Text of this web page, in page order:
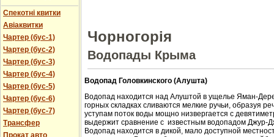
Спекотні квитки
Авіаквитки
Чартер (бус-1)
Чартер (бус-2)
Чартер (бус-3)
Чартер (бус-4)
Чартер (бус-5)
Чартер (бус-6)
Чартер (бус-7)
Трансфер
Прокат авто
Чорногорія
Водопады Крыма
Водопад Головкинского (Алушта)
Водопад находится над Алуштой в ущелье Яман-
горных складках сливаются мелкие ручьи, образуя
уступам поток воды мощно низвергается с
выдержит сравнение с известным водопадом Джур-
Водопад находится в дикой, мало доступной